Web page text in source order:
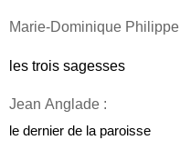
Marie-Dominique Philippe
les trois sagesses
Jean Anglade :
le dernier de la paroisse